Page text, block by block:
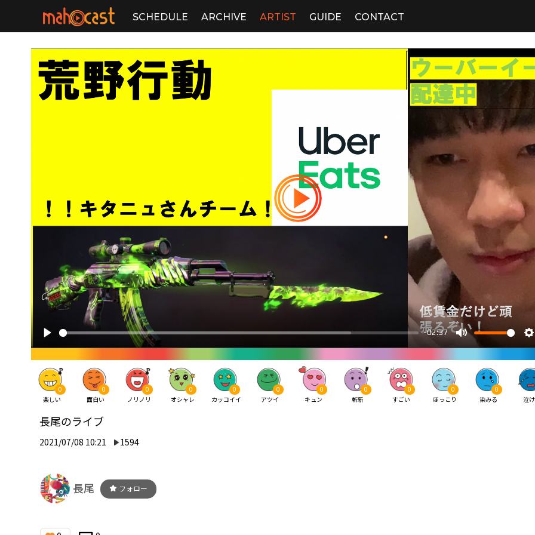
SCHEDULE ARCHIVE ARTIST GUIDE CONTACT
0
楽しい
0
面白い
0
ノリノリ
0
オシャレ
0
カッコイイ
0
アツイ
0
キュン
0
斬新
0
すごい
0
ほっこり
0
染みる
泣
長尾のライブ
2021/07/08 10:21 1594
長尾 フォロー